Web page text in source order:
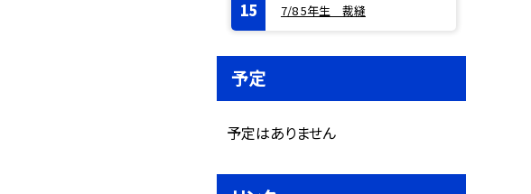
7/8 5年生 裁縫
予定
予定はありません